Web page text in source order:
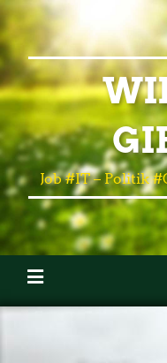
Job #IT – Politik